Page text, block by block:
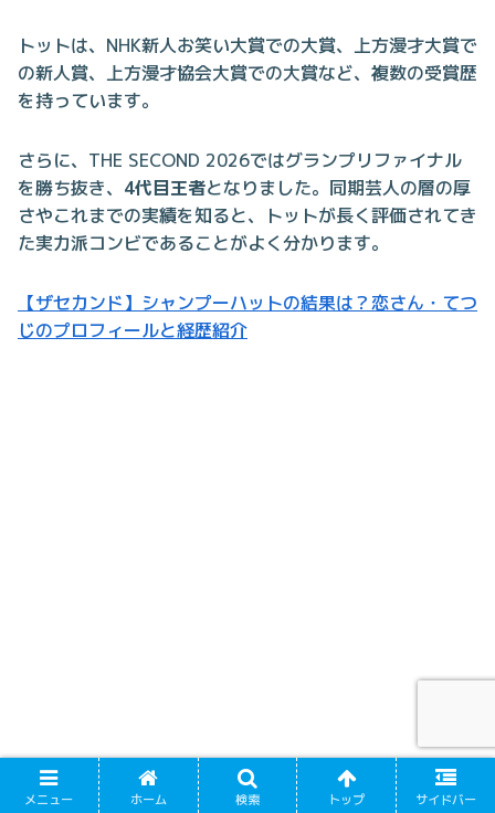
トットは、NHK新人お笑い大賞での大賞、上方漫才大賞で
の新人賞、上方漫才協会大賞での大賞など、複数の受賞歴
を持っています。
さらに、THE SECOND 2026ではグランプリファイナル
を勝ち抜き、 4代目王者となりました。同期芸人の層の厚
さやこれまでの実績を知ると、トットが長く評価されてき
た実力派コンビであることがよく分かります。
【ザセカンド】シャンプーハットの結果は？恋さん・てつ
じのプロフィールと経歴紹介
メニュー ホーム 検索 トップ サイドバー